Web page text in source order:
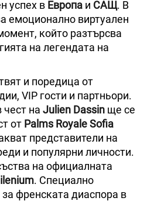
успех в Европа и САЩ. В
емоционално виртуален
който разтърсва
на легендата на
и поредица от
VIP гости и партньори.
на Julien Dassin ще се
от Palms Royale Sofia
представители на
и популярни личности.
на официалната
. Специално
френската диаспора в